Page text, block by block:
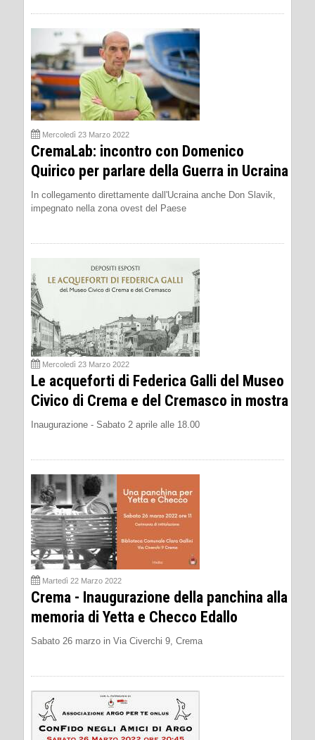
Mercoledì 23 Marzo 2022
CremaLab: incontro con Domenico
Quirico per parlare della Guerra in Ucraina
In collegamento direttamente dall'Ucraina anche Don Slavik,
impegnato nella zona ovest del Paese
Mercoledì 23 Marzo 2022
Le acqueforti di Federica Galli del Museo
Civico di Crema e del Cremasco in mostra
Inaugurazione - Sabato 2 aprile alle 18.00
Martedì 22 Marzo 2022
Crema - Inaugurazione della panchina alla
memoria di Yetta e Checco Edallo
Sabato 26 marzo in Via Civerchi 9, Crema